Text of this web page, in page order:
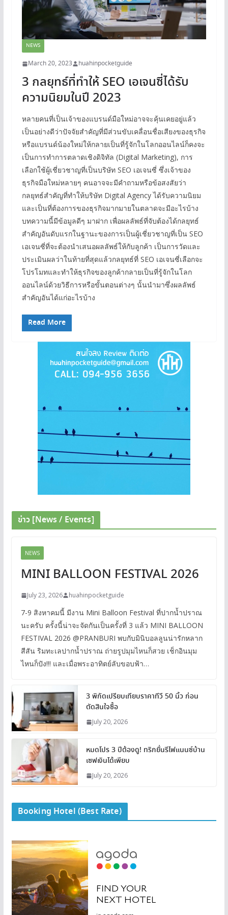
NEWS
March 20, 2023 huahinpocketguide
3 กลยุทธ์ที่ทำให้ SEO เอเจนซี่ได้รับ
ความนิยมในปี 2023
หลายคนที่เป็นเจ้าของแบรนด์มือใหม่อาจจะคุ้นเคยอยู่แล้ว
เป็นอย่างดีว่าปัจจัยสำคัญที่มีส่วนขับเคลื่อนชื่อเสียงของธุรกิจ
หรือแบรนด์น้องใหม่ให้กลายเป็นที่รู้จักในโลกออนไลน์ก็คงจะ
เป็นการทำการตลาดเชิงดิจิทัล (Digital Marketing), การ
เลือกใช้ผู้เชี่ยวชาญที่เป็นบริษัท SEO เอเจนซี่ ซึ่งเจ้าของ
ธุรกิจมือใหม่หลายๆ คนอาจจะมีคำถามหรือข้อสงสัยว่า
กลยุทธ์สำคัญที่ทำให้บริษัท Digital Agency ได้รับความนิยม
และเป็นที่ต้องการของธุรกิจมากมายในตลาดจะมีอะไรบ้าง
บทความนี้มีข้อมูลดีๆ มาฝาก เพื่อผลลัพธ์ที่จับต้องได้กลยุทธ์
สำคัญอันดับแรกในฐานะของการเป็นผู้เชี่ยวชาญที่เป็น SEO
เอเจนซี่ที่จะต้องนำเสนอผลลัพธ์ให้กับลูกค้า เป็นการวัดและ
ประเมินผลว่าในท้ายที่สุดแล้วกลยุทธ์ที่ SEO เอเจนซี่เลือกจะ
โปรโมทและทำให้ธุรกิจของลูกค้ากลายเป็นที่รู้จักในโลก
ออนไลน์ด้วยวิธีการหรือขั้นตอนต่างๆ นั้นนำมาซึ่งผลลัพธ์
สำคัญอันได้แก่อะไรบ้าง
Read More
ข่าว [News / Events]
NEWS
MINI BALLOON FESTIVAL 2026
July 23, 2026 huahinpocketguide
7-9 สิงหาคมนี้ มีงาน Mini Balloon Festival ที่ปากน้ำปราณ
นะครับ ครั้งนี้น่าจะจัดกันเป็นครั้งที่ 3 แล้ว MINI BALLOON
FESTIVAL 2026 @PRANBURI พบกับมินิบอลลูนน่ารักหลาก
สีสัน ริมทะเลปากน้ำปราณ ถ่ายรูปมุมไหนก็สวย เช็กอินมุม
ไหนก็ปัง!!! และเมื่อพระอาทิตย์ลับขอบฟ้า…
3 พิกัดเปรียบเทียบราคาทีวี 50 นิ้ว ก่อน
ตัดสินใจซื้อ
July 20, 2026
หมดโปร 3 ปีต้องดู! ทริกยื่นรีไฟแนนซ์บ้าน
เซฟเงินได้เพียบ
July 20, 2026
Booking Hotel (Best Rate)